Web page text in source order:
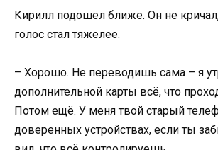
Кирилл подошёл ближе. Он не кричал,
голос стал тяжелее.
– Хорошо. Не переводишь сама – я
дополнительной карты всё, что
Потом ещё. У меня твой старый
доверенных устройствах, если ты